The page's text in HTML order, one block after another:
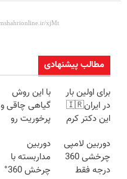
مطالب پیشنهادی
برای اولین بار
در ایران🇮🇷
این دکتر کرم
روزه ساخت!
با این روش
گیاهی چاقی و
پرخوریت رو
دوربین لامپی
چرخشی 360
درجه فقط
دوربین
مداربسته با
چرخش 360°